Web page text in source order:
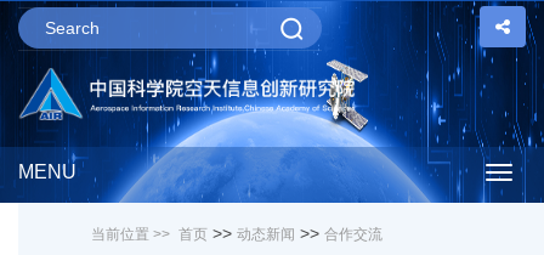
MENU
当前位置 >> 首页 >> 动态新闻 >> 合作交流